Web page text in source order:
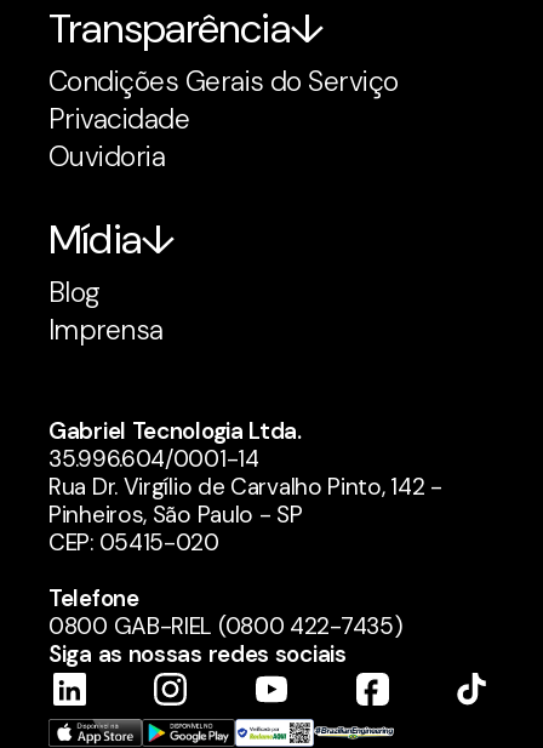
Transparência
Condições Gerais do Serviço
Privacidade
Ouvidoria
Mídia
Blog
Imprensa
Gabriel Tecnologia Ltda.
35.996.604/0001-14
Rua Dr. Virgílio de Carvalho Pinto, 142 -
Pinheiros, São Paulo - SP
CEP: 05415-020
Telefone
0800 GAB-RIEL (0800 422-7435)
Siga as nossas redes sociais